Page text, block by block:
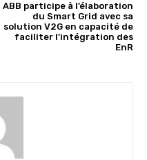
ABB participe à l’élaboration
du Smart Grid avec sa
solution V2G en capacité de
faciliter l’intégration des
EnR